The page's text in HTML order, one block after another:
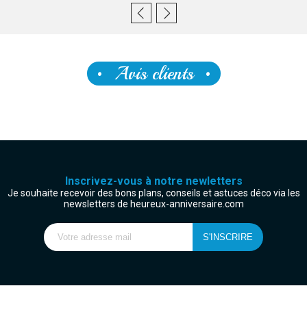
Avis clients
Inscrivez-vous à notre newletters
Je souhaite recevoir des bons plans, conseils et astuces déco via les
newsletters de heureux-anniversaire.com